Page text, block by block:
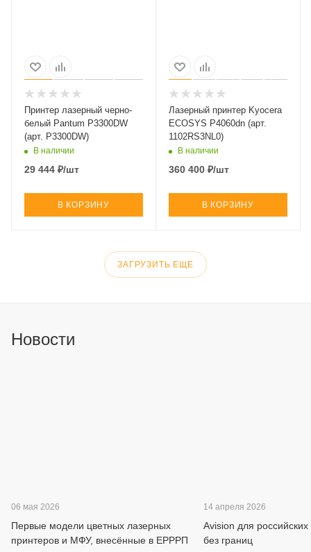
Принтер лазерный черно-
белый Pantum P3300DW
(арт. P3300DW)
В наличии
29 444 ₽/шт
В КОРЗИНУ
Лазерный принтер Kyocera
ECOSYS P4060dn (арт.
1102RS3NL0)
В наличии
360 400 ₽/шт
В КОРЗИНУ
ЗАГРУЗИТЬ ЕЩЕ
Новости
06 мая 2026
Первые модели цветных лазерных
принтеров и МФУ, внесённые в ЕРРРП
14 апреля 2026
Avision для
без границ